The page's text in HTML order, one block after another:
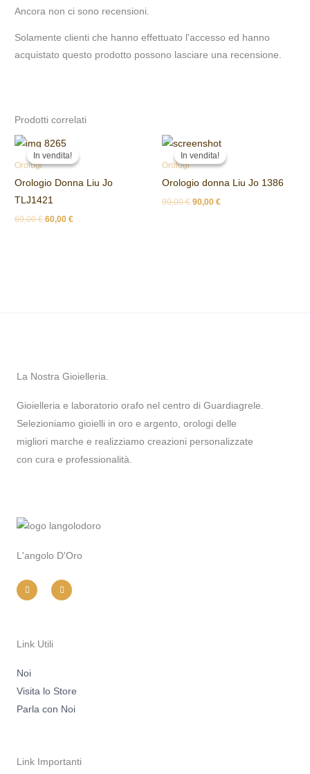
Ancora non ci sono recensioni.
Solamente clienti che hanno effettuato l'accesso ed hanno
acquistato questo prodotto possono lasciare una recensione.
Prodotti correlati
In vendita!
In vendita!
Orologi
Orologio Donna Liu Jo
TLJ1421
69,00€
Il
prezzo
originale
69,00 €.
60,00€
attuale
60,00 €.
In vendita!
In vendita!
Orologi
Orologio donna Liu Jo 1386
99,00€
Il
prezzo
originale
99,00 €.
90,00 €
Il
attuale
90,00 €.
La Nostra Gioielleria.
Gioielleria e laboratorio orafo nel centro di Guardiagrele.
Selezioniamo gioielli in oro e argento, orologi delle
migliori marche e realizziamo creazioni personalizzate
con cura e professionalità.
L'angolo D'Oro
s
t
m
c
e
Link Utili
Noi
Visita lo Store
Parla con Noi
Link Importanti